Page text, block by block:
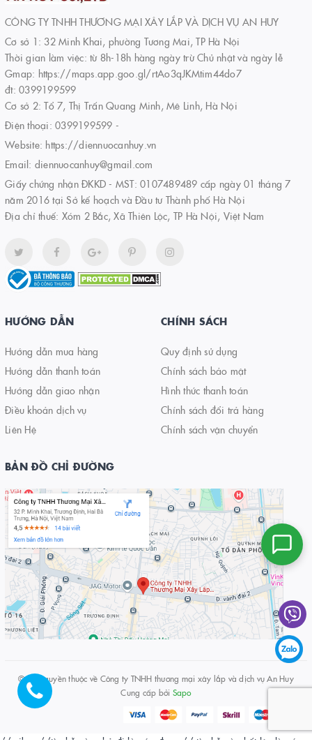
CÔNG TY TNHH THƯƠNG MẠI XÂY LẮP VÀ DỊCH VỤ AN HUY
Cơ sở 1: 32 Minh Khai, phường Tương Mai, TP Hà Nội
Thời gian làm việc: từ 8h-18h hàng ngày trừ Chủ nhật và ngày lễ
Gmap: https://maps.app.goo.gl/rtAo3qJKMtim44do7
đt: 0399199599
Cơ sở 2: Tổ 7, Thị Trấn Quang Minh, Mê Linh, Hà Nội
Điện thoại: 0399199599 -
Website: https://diennuocanhuy.vn
Email: diennuocanhuy@gmail.com
Giấy chứng nhận ĐKKD - MST: 0107489489 cấp ngày 01 tháng 7
năm 2016 tại Sở kế hoạch và Đầu tư Thành phố Hà Nội
Địa chỉ thuế: Xóm 2 Bắc, Xã Thiên Lộc, TP Hà Nội, Việt Nam
HƯỚNG DẪN
Hướng dẫn mua hàng
Hướng dẫn thanh toán
Hướng dẫn giao nhận
Điều khoản dịch vụ
Liên Hệ
CHÍNH SÁCH
Quy định sử dụng
Chính sách bảo mật
Hình thức thanh toán
Chính sách đổi trả hàng
Chính sách vận chuyển
BẢN ĐỒ CHỈ ĐƯỜNG
© Bản quyền thuộc về Công ty TNHH thương mại xây lắp và dịch vụ An Huy
Cung cấp bởi Sapo
// viber //từ chỗ này chở đi là xóa được // từ chỗ này hất lên là xóa